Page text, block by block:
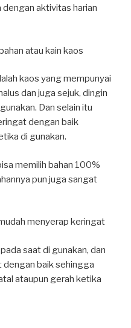
dengan aktivitas harian
atau kain kaos
kaos yang mempunyai
dan juga sejuk, dingin
Dan selain itu
dengan baik
di gunakan.
memilih bahan 100%
pun juga sangat
menyerap keringat
saat di gunakan, dan
baik sehingga
ataupun gerah ketika